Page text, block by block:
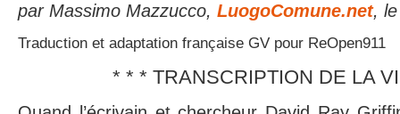
par Massimo Mazzucco, LuogoComune.net,
Traduction et adaptation française GV pour ReOpen911
* * * TRANSCRIPTION DE LA